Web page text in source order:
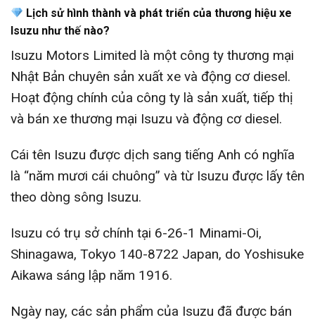
Lịch sử hình thành và phát triển của thương hiệu xe
Isuzu như thế nào?
Isuzu Motors Limited là một công ty thương mại
Nhật Bản chuyên sản xuất xe và động cơ diesel.
Hoạt động chính của công ty là sản xuất, tiếp thị
và bán xe thương mại Isuzu và động cơ diesel.
Cái tên Isuzu được dịch sang tiếng Anh có nghĩa
là “năm mươi cái chuông” và từ Isuzu được lấy tên
theo dòng sông Isuzu.
Isuzu có trụ sở chính tại 6-26-1 Minami-Oi,
Shinagawa, Tokyo 140-8722 Japan, do Yoshisuke
Aikawa sáng lập năm 1916.
Ngày nay, các sản phẩm của Isuzu đã được bán